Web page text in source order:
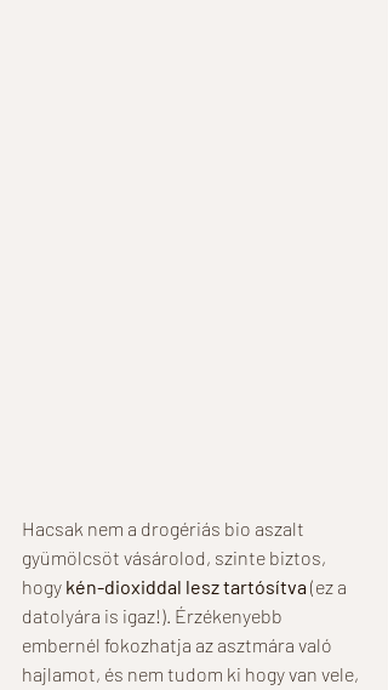
Hacsak nem a drogériás bio aszalt
gyümölcsöt vásárolod, szinte biztos,
hogy kén-dioxiddal lesz tartósítva (ez a
datolyára is igaz!). Érzékenyebb
embernél fokozhatja az asztmára való
hajlamot, és nem tudom ki hogy van vele,